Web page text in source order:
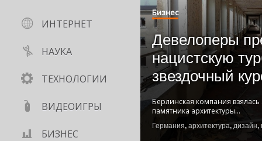
ИНТЕРНЕТ
НАУКА
ТЕХНОЛОГИИ
ВИДЕОИГРЫ
БИЗНЕС
Бизнес
Девелоперы
нацистскую
звездочный
Берлинская компания
памятника архитектуры...
Германия, архитектура, дизайн,